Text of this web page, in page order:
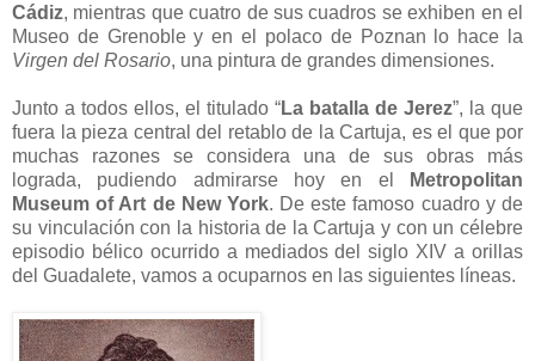
Cádiz, mientras que cuatro de sus cuadros se exhiben en el
Museo de Grenoble y en el polaco de Poznan lo hace la
Virgen del Rosario, una pintura de grandes dimensiones.
Junto a todos ellos, el titulado “La batalla de Jerez”, la que
fuera la pieza central del retablo de la Cartuja, es el que por
muchas razones se considera una de sus obras más
lograda, pudiendo admirarse hoy en el
Metropolitan
Museum of Art de New York. De este famoso cuadro y de
su vinculación con la historia de la Cartuja y con un célebre
episodio bélico ocurrido a mediados del siglo XIV a orillas
del Guadalete, vamos a ocuparnos en las siguientes líneas.